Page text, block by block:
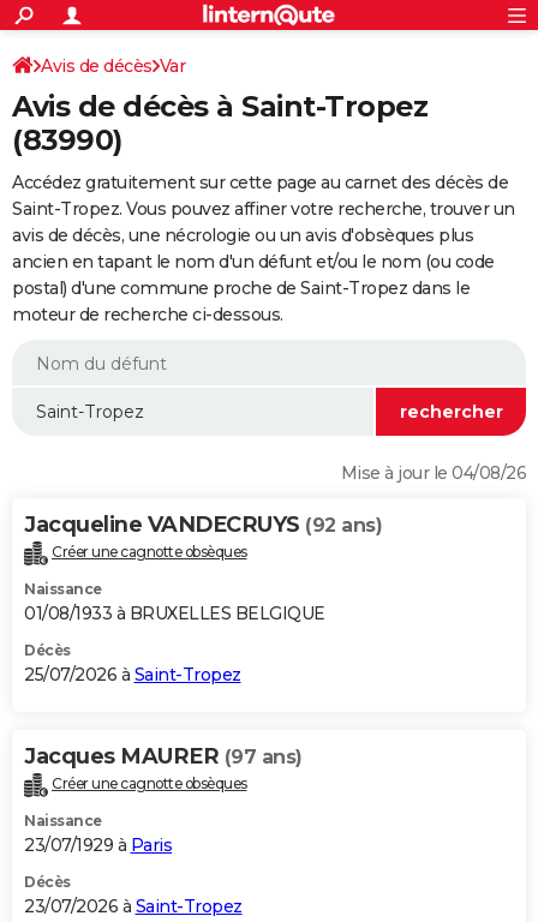
ACTUALITÉS
Politique
Société
Faits Divers
Education
Monde
Villes
+
SPORT
Coupe du monde 2026
Football
Tennis
Cyclisme
Rugby
Forum
FINANCE
Retraite
Impôts
Epargne
Immobilier
Risques naturels par ville
Banque
Assurance
Crédit
Essais
Réserver un essai
Citadines
Berlines
SUV
Forum auto
+
HIGH-TECH
Mobiles
Meilleur smartphone
Internet
Ordinateurs
Jeux vidéo
Guide high-tech
+BRICOLAGE
Forum
Aménagement intérieur
Extérieur
Cuisine
Salle de bains
Jardinage
Rangement
WEEK-END
Guides de France
Escapades
Patrimoine
Expositions
Musées
Week-end nature
LIFESTYLE
Alimentation
Guide de la santé
Maladies
Médicaments
Sommeil
VOYAGE
Destinations
City break
Voyage nature
Voyage de noces
Forum
Climat
+PHOTO
GUIDES D'ACHAT
BONS PLANS
Carte de Noël
Carte Bonne année
Carte Saint-Valentin
Carte Pâques
Carte d'anniversaire
DICTIONNAIRE
PROGRAMME TV
COPAINS D'AVANT
S'inscrire
Se connecter
Lycées
Collèges
Primaires
Universités
Entreprises
Service militaire
Avis de recherche
AVIS DE DÉCÈS
Avis de décès Var
Avis de décès à Saint-Tropez
(83990)
Accédez gratuitement sur cette page au carnet des décès de
Saint-Tropez. Vous pouvez affiner votre recherche, trouver un
avis de décès, une nécrologie ou un avis d'obsèques plus
ancien en tapant le nom d'un défunt et/ou le nom (ou code
postal) d'une commune proche de Saint-Tropez dans le
moteur de recherche ci-dessous.
Mise à jour le 04/08/26
Jacqueline VANDECRUYS (92 ans)
Créer une cagnotte obsèques
Naissance
01/08/1933 à BRUXELLES BELGIQUE
Décès
25/07/2026 à Saint-Tropez
Jacques MAURER (97 ans)
Créer une cagnotte obsèques
Naissance
23/07/1929 à Paris
Décès
23/07/2026 à Saint-Tropez